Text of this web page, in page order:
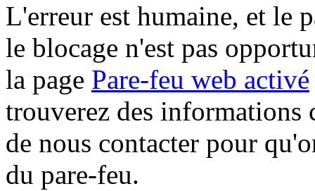
L'erreur est humaine, et le
le blocage n'est pas
la page Pare-feu web activé
trouverez des informations
de nous contacter pour
du pare-feu.